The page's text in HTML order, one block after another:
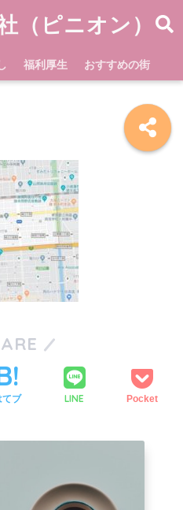
（ピニオン）
福利厚生 おすすめの街
てブ LINE Pocket